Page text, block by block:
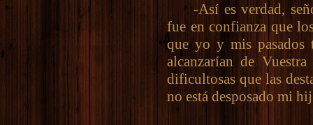
-Así es verdad,
fue en confianza que
que yo y mis pasados
alcanzarían de
dificultosas que las
no está desposado mi